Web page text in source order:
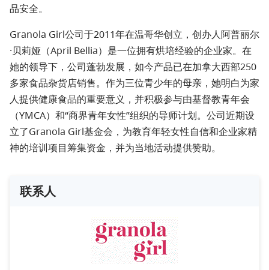
品安全。
Granola Girl公司于2011年在温哥华创立，创办人阿普丽尔
·贝莉娅（April Bellia）是一位拥有烘培经验的企业家。在
她的领导下，公司蓬勃发展，如今产品已在加拿大西部250
多家食品杂货店销售。作为三位青少年的母亲，她明白为家
人提供健康食品的重要意义，并积极参与由基督教青年会
（YMCA）和“商界青年女性”组织的导师计划。公司近期设
立了Granola Girl基金会，为教育年轻女性自信和企业家精
神的培训项目筹集资金，并为当地活动提供赞助。
联系人